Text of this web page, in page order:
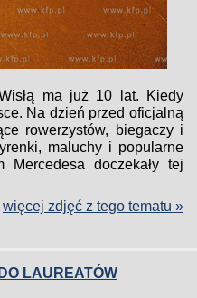
ma już 10 lat. Kiedy
Na dzień przed oficjalną
rowerzystów, biegaczy i
maluchy i popularne
Mercedesa doczekały tej
więcej zdjęć z tego tematu »
LAUREATÓW